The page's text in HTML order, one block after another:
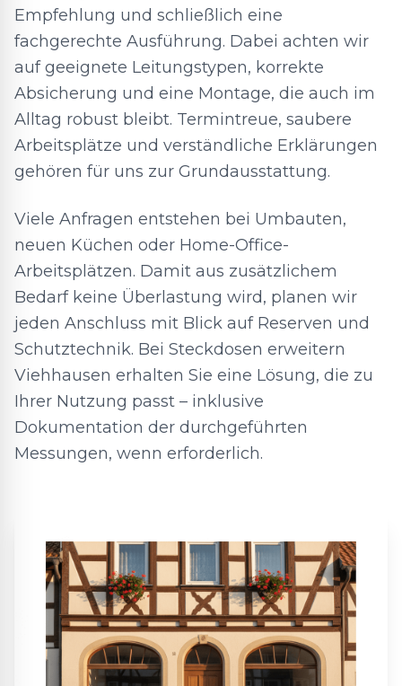
Empfehlung und schließlich eine
fachgerechte Ausführung. Dabei achten wir
auf geeignete Leitungstypen, korrekte
Absicherung und eine Montage, die auch im
Alltag robust bleibt. Termintreue, saubere
Arbeitsplätze und verständliche Erklärungen
gehören für uns zur Grundausstattung.
Viele Anfragen entstehen bei Umbauten,
neuen Küchen oder Home-Office-
Arbeitsplätzen. Damit aus zusätzlichem
Bedarf keine Überlastung wird, planen wir
jeden Anschluss mit Blick auf Reserven und
Schutztechnik. Bei Steckdosen erweitern
Viehhausen erhalten Sie eine Lösung, die zu
Ihrer Nutzung passt – inklusive
Dokumentation der durchgeführten
Messungen, wenn erforderlich.